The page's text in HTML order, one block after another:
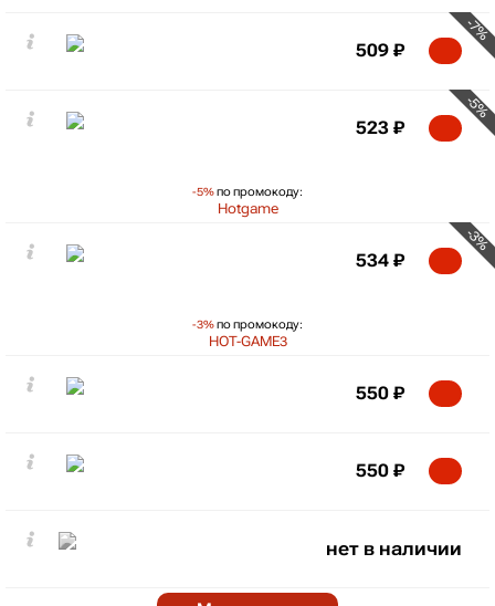
-7%
509 ₽
-5%по промокоду:
Hotgame
-5%
523 ₽
-3%по промокоду:
HOT-GAME3
-3%
534 ₽
550 ₽
550 ₽
нет в наличии